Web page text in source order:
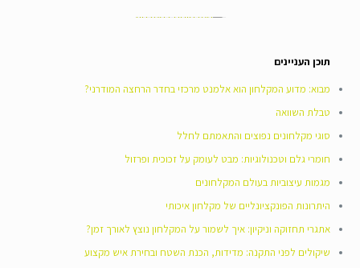
תוכן העניינים
מבוא: מדוע המקלחון הוא אלמנט מרכזי בחדר הרחצה המודרני?
טבלת השוואה
סוגי מקלחונים נפוצים והתאמתם לחלל
חומרי גלם וטכנולוגיות: מבט לעומק על זכוכית ופרזול
מגמות עיצוביות בעולם המקלחונים
היתרונות הפונקציונליים של מקלחון איכותי
אתגרי תחזוקה וניקיון: איך לשמור על המקלחון נוצץ לאורך זמן?
שיקולים לפני התקנה: מדידות, הכנת השטח ובחירת איש מקצוע
א
א
כ
ל
ה
פ
ש